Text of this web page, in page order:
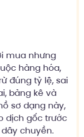
mua nhưng
hàng hóa,
đúng tỷ lệ, sai
bảng kê và
sơ dạng này,
dịch gốc trước
chuyền.